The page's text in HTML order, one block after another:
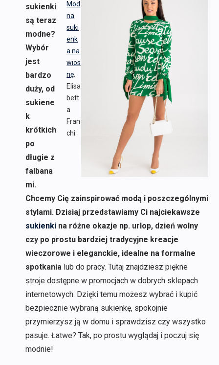
Mod
na
suki
enk
a na
wios
nę
Elisa
bett
a
Fran
chi.
sukienki
są teraz
modne?
Wybór
jest
bardzo
duży, od
sukiene
k
krótkich
po
długie z
falbana
mi.
Chcemy Cię zainspirować modą i poszczególnymi
stylami. Dzisiaj przedstawiamy Ci najciekawsze
sukienkina różne okazje np. urlop, dzień wolny
czy po prostu bardziej tradycyjne kreacje
wieczorowe i eleganckie, idealne na formalne
spotkania lub do pracy. Tutaj znajdziesz piękne
stroje dostępne w promocjach w dobrych sklepach
internetowych. Dzięki temu możesz wybrać i kupić
bezpiecznie wybraną sukienkę, spokojnie
przymierzysz ją w domu i sprawdzisz czy wszystko
pasuje. Łatwe? Tak, po prostu wyglądaj i poczuj się
modnie!